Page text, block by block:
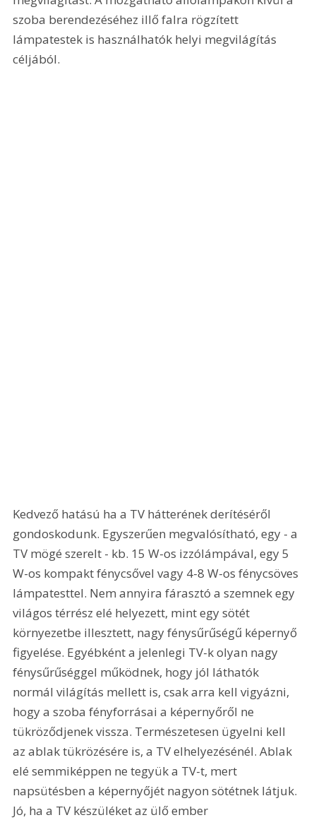
szoba berendezéséhez illő falra rögzített
lámpatestek is használhatók helyi megvilágítás
céljából.
Kedvező hatású ha a TV hátterének derítéséről
gondoskodunk. Egyszerűen megvalósítható, egy - a
TV mögé szerelt - kb. 15 W-os izzólámpával, egy 5
W-os kompakt fénycsővel vagy 4-8 W-os fénycsöves
lámpatesttel. Nem annyira fárasztó a szemnek egy
világos térrész elé helyezett, mint egy sötét
környezetbe illesztett, nagy fénysűrűségű képernyő
figyelése. Egyébként a jelenlegi TV-k olyan nagy
fénysűrűséggel működnek, hogy jól láthatók
normál világítás mellett is, csak arra kell vigyázni,
hogy a szoba fényforrásai a képernyőről ne
tükröződjenek vissza. Természetesen ügyelni kell
az ablak tükrözésére is, a TV elhelyezésénél. Ablak
elé semmiképpen ne tegyük a TV-t, mert
napsütésben a képernyőjét nagyon sötétnek látjuk.
Jó, ha a TV készüléket az ülő ember